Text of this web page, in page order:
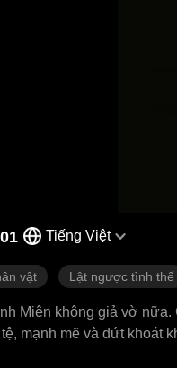
Tiếng Việt
vật Lật ngược tình thế
Miên không giả vờ
mạnh mẽ và dứt khoát